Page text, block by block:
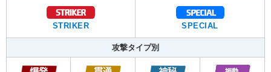
STRIKER SPECIAL
攻撃タイプ別